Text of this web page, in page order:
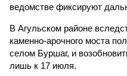
ведомстве фиксируют
В Агульском районе
каменно-арочного моста
селом Буршаг, и
лишь к 17 июля.